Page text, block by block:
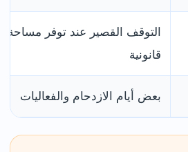
التوقف القصير عند توفر مساحة
قانونية
بعض أيام الازدحام والفعاليات